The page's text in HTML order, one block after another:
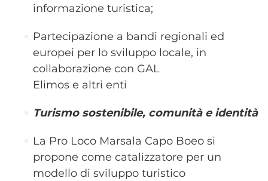
informazione turistica;
Partecipazione a bandi regionali ed
europei per lo sviluppo locale, in
collaborazione con GAL
Elimos e altri enti
Turismo sostenibile, comunità e identità
La Pro Loco Marsala Capo Boeo si
propone come catalizzatore per un
modello di sviluppo turistico